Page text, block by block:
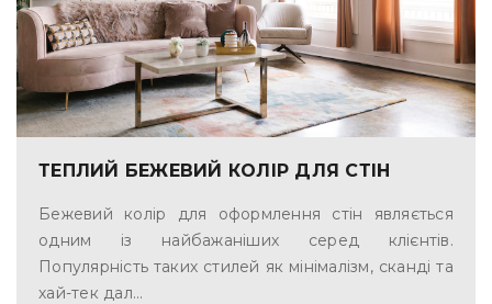
ТЕПЛИЙ БЕЖЕВИЙ КОЛІР ДЛЯ СТІН
Бежевий колір для оформлення стін являється
одним із найбажаніших серед клієнтів.
Популярність таких стилей як мінімалізм, сканді та
хай-тек дал...